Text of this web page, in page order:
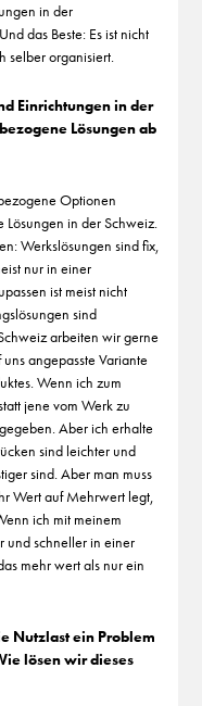
in der
das Beste: Es ist nicht
selber organisiert.
Einrichtungen in der
Lösungen ab
Optionen
Lösungen in der Schweiz.
Werkslösungen sind fix,
nur in einer
ist meist nicht
sind
arbeiten wir gerne
angepasste Variante
Wenn ich zum
jene vom Werk zu
Aber ich erhalte
sind leichter und
sind. Aber man muss
Wert auf Mehrwert legt,
ich mit meinem
und schneller in einer
mehr wert als nur ein
Nutzlast ein Problem
lösen wir dieses